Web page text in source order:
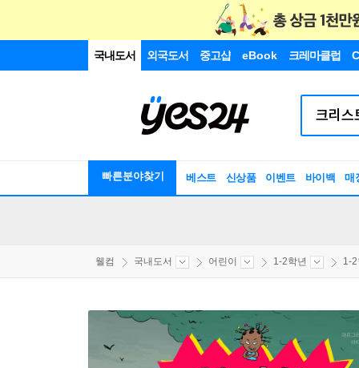
국내도서 외국도서 중고샵 eBook 크레마클럽
빠른분야찾기 베스트 신상품 이벤트 바이백 매
웰컴 국내도서 어린이 1-2학년 1-